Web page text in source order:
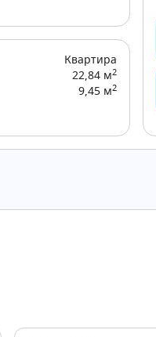
Квартира
22,84 м2
9,45 м2